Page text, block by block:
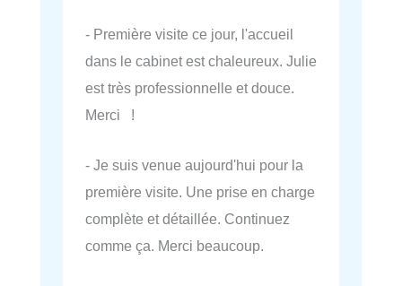
- Première visite ce jour, l'accueil
dans le cabinet est chaleureux. Julie
est très professionnelle et douce.
Merci !
- Je suis venue aujourd'hui pour la
première visite. Une prise en charge
complète et détaillée. Continuez
comme ça. Merci beaucoup.